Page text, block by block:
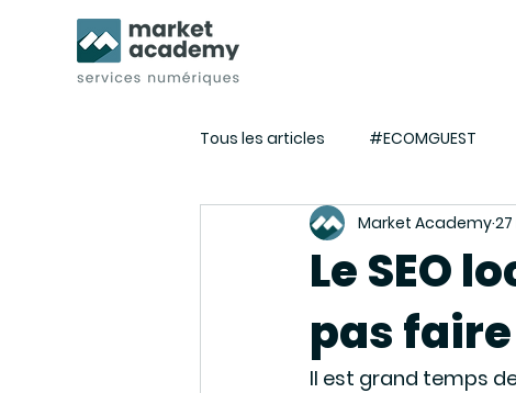
Tous les articles #ECOMGUEST
Tuto E-commerce - Webmarketing
Actualités de l'agence
Le SEO
pas
Market Academy
Il est grand temps